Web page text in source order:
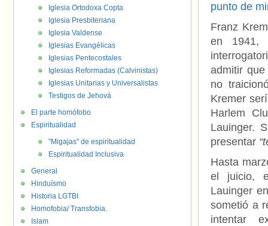
punto de
Franz
en 1941,
admitir
no
Kremer
Harlem
Lauinger.
presentar
Hasta
el juicio,
Lauinger
sometió a
intentar
Iglesia Ortodoxa Copta
Iglesia Presbiteriana
Iglesia Valdense
Iglesias Evangélicas
Iglesias Pentecostales
Iglesias Reformadas (Calvinistas)
Iglesias Unitarias y Universalistas
Testigos de Jehová
El parte homófobo
Espiritualidad
"Migajas" de espiritualidad
Espiritualidad Inclusiva
General
Hinduísmo
Historia LGTBI
Homofobia/ Transfobia.
Islam